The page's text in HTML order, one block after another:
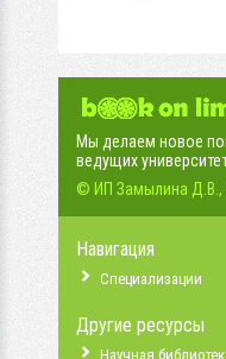
Мы делаем новое
ведущих
© ИП Замылина Д.В.,
Навигация
Специализации
Другие ресурсы
Научная